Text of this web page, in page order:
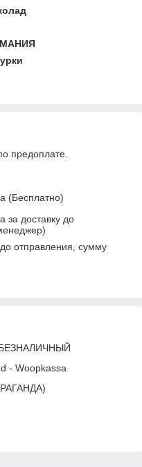
предоплате.
(Бесплатно)
за доставку до
до отправления, сумму
БЕЗНАЛИЧНЫЙ
- Woopkassa